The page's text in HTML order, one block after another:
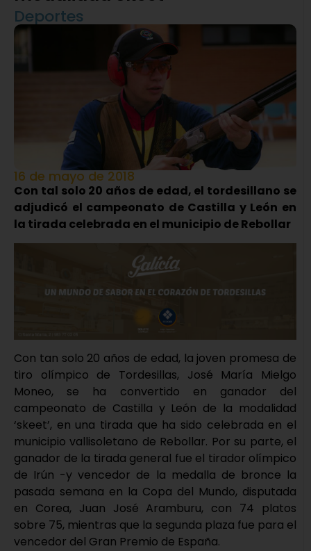
Deportes
16 de mayo de 2018
Con tal solo 20 años de edad, el tordesillano se
adjudicó el campeonato de Castilla y León en
la tirada celebrada en el municipio de Rebollar
Con tan solo 20 años de edad, la joven promesa de
tiro olímpico de Tordesillas, José María Mielgo
Moneo, se ha convertido en ganador del
campeonato de Castilla y León de la modalidad
‘skeet’, en una tirada que ha sido celebrada en el
municipio vallisoletano de Rebollar. Por su parte, el
ganador de la tirada general fue el tirador olímpico
de Irún -y vencedor de la medalla de bronce la
pasada semana en la Copa del Mundo, disputada
en Corea, Juan José Aramburu, con 74 platos
sobre 75, mientras que la segunda plaza fue para el
vencedor del Gran Premio de España.